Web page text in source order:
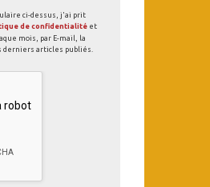
ci-dessus, j'ai prit
de confidentialité et
mois, par E-mail, la
articles publiés.